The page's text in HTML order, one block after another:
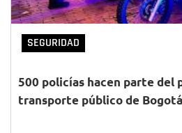
SEGURIDAD
500 policías hacen parte del
transporte público de Bogotá